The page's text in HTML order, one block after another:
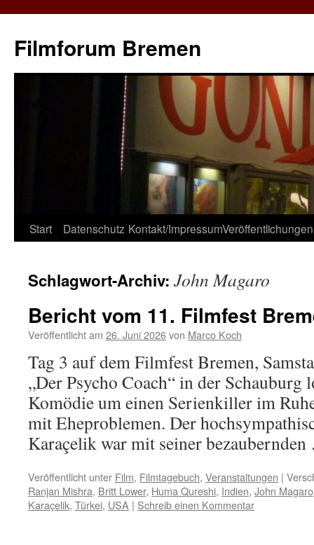
springen
Filmforum Bremen
Start Datenschutz Kontakt/ImpressumVeröffentlichungen
Schlagwort-Archiv: John Magaro
Bericht vom 11. Filmfest
Veröffentlicht am 26. Juni 2026von Marco Koch
Tag 3 auf dem Filmfest Bremen,
„Der Psycho Coach“ in der Schauburg
Komödie um einen Serienkiller im
mit Eheproblemen. Der
Karaçelik war mit seiner
Veröffentlicht unter Film, Filmtagebuch, Veranstaltungen |
Ranjan Mishra, Britt Lower, Huma Qureshi, Indien, John Magaro
Karaçelik, Türkei, USA | Schreib einen Kommentar